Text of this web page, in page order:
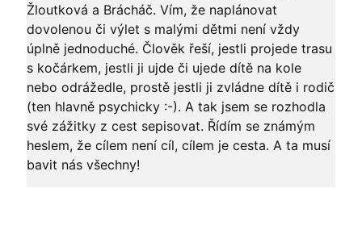
Žloutková a Brácháč. Vím, že naplánovat
dovolenou či výlet s malými dětmi není vždy
úplně jednoduché. Člověk řeší, jestli projede trasu
s kočárkem, jestli ji ujde či ujede dítě na kole
nebo odrážedle, prostě jestli ji zvládne dítě i rodič
(ten hlavně psychicky :-). A tak jsem se rozhodla
své zážitky z cest sepisovat. Řídím se známým
heslem, že cílem není cíl, cílem je cesta. A ta musí
bavit nás všechny!